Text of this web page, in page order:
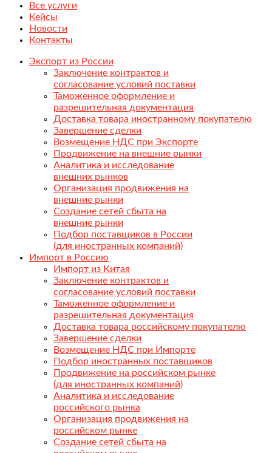
Все услуги
Кейсы
Новости
Контакты
Экспорт из России
Заключение контрактов и
согласование условий поставки
Таможенное оформление и
разрешительная документация
Доставка товара иностранному покупателю
Завершение сделки
Возмещение НДС при Экспорте
Продвижение на внешние рынки
Аналитика и исследование
внешних рынков
Организация продвижения на
внешние рынки
Создание сетей сбыта на
внешние рынки
Подбор поставщиков в России
(для иностранных компаний)
Импорт в Россию
Импорт из Китая
Заключение контрактов и
согласование условий поставки
Таможенное оформление и
разрешительная документация
Доставка товара российскому покупателю
Завершение сделки
Возмещение НДС при Импорте
Подбор иностранных поставщиков
Продвижение на российском рынке
(для иностранных компаний)
Аналитика и исследование
российского рынка
Организация продвижения на
российском рынке
Создание сетей сбыта на